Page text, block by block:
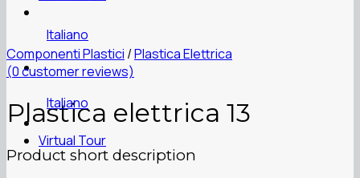
Italiano
Italiano
Virtual Tour
Componenti Plastici /Plastica Elettrica
(0customer reviews)
Plastica elettrica 13
Product short description